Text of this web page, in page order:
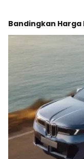
Bandingkan Harga